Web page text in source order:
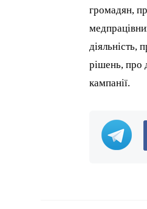
громадян,
діяльність,
рішень, про
кампанії.